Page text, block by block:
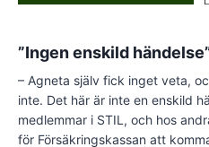
”Ingen enskild
– Agneta själv fick inget veta,
inte. Det här är inte en enskild
medlemmar i STIL, och hos
för Försäkringskassan att